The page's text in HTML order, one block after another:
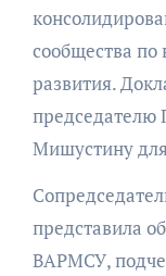
сообщества
развития.
председателю
Мишустину
представила
ВАРМСУ,